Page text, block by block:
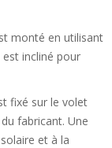
monté en utilisant
incliné pour
fixé sur le volet
fabricant. Une
et à la